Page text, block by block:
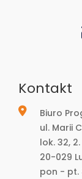
Kontakt
Biuro
ul. Marii
lok. 32,
20-029
pon - pt.